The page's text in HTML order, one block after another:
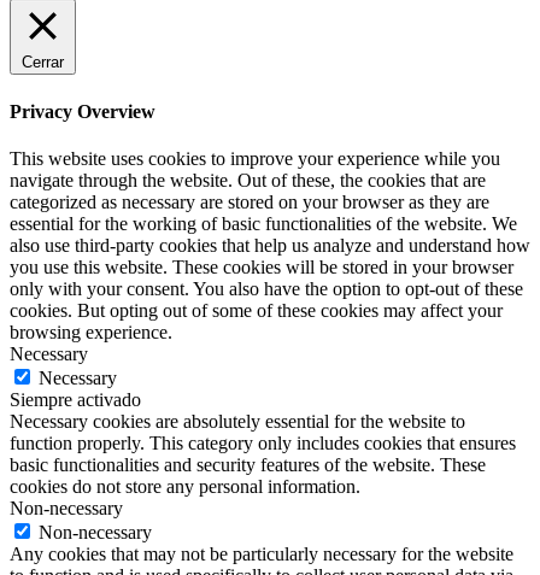
Cerrar
Privacy Overview
This website uses cookies to improve your experience while you
navigate through the website. Out of these, the cookies that are
categorized as necessary are stored on your browser as they are
essential for the working of basic functionalities of the website. We
also use third-party cookies that help us analyze and understand how
you use this website. These cookies will be stored in your browser
only with your consent. You also have the option to opt-out of these
cookies. But opting out of some of these cookies may affect your
browsing experience.
Necessary
Necessary
Siempre activado
Necessary cookies are absolutely essential for the website to
function properly. This category only includes cookies that ensures
basic functionalities and security features of the website. These
cookies do not store any personal information.
Non-necessary
Non-necessary
Any cookies that may not be particularly necessary for the website